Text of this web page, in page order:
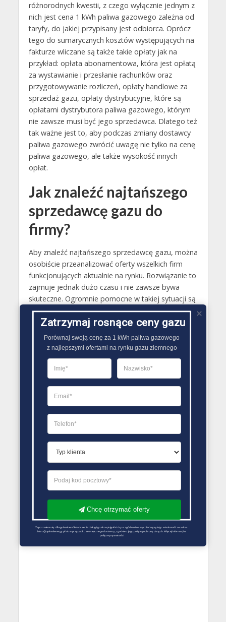
różnorodnych kwestii, z czego wyłącznie jednym z
nich jest cena 1 kWh paliwa gazowego zależna od
taryfy, do jakiej przypisany jest odbiorca. Oprócz
tego do sumarycznych kosztów występujących na
fakturze wliczane są także takie opłaty jak na
przykład: opłata abonamentowa, która jest opłatą
za wystawianie i przesłanie rachunków oraz
przygotowywanie rozliczeń, opłaty handlowe za
sprzedaż gazu, opłaty dystrybucyjne, które są
opłatami dystrybutora paliwa gazowego, którym
nie zawsze musi być jego sprzedawca. Dlatego też
tak ważne jest to, aby podczas zmiany dostawcy
paliwa gazowego zwrócić uwagę nie tylko na cenę
paliwa gazowego, ale także wysokość innych
opłat.
Jak znaleźć najtańszego
sprzedawcę gazu do
firmy?
Aby znaleźć najtańszego sprzedawcę gazu, można
osobiście przeanalizować oferty wszelkich firm
funkcjonujących aktualnie na rynku. Rozwiązanie to
zajmuje jednak dużo czasu i nie zawsze bywa
skuteczne. Ogromnie pomocne w takiej sytuacji są
w związku z tym wszelkiego rodzaju porównywarki
sprzedawców gazu ziemnego. Umożliwiają one
bowiem w bezproblemowy i zajmujący niewiele
czasu sposób przeanalizować paru dostawców
gazu i oferowane przez nich oferty. Dodatkowo
dzięki temu, że są one udostępniane w internecie,
nowego dostawcę gazu można za ich pomocą
znaleźć nawet bez konieczności odwiedzania
punktu obsługi klienta..
PORÓWNYWARKA OFERT GAZU
Zatrzymaj rosnące ceny gazu
Porównaj swoją cenę za 1 kWh paliwa gazowego
z najlepszymi ofertami na rynku gazu ziemnego
Chcę otrzymać oferty
Zapoznałem się z Regulaminem Świadczenie Usług i go akceptuję Każdą ze zgód można wycofać wysyłając wiadomość na adres
biuro@optimalenergy.pl lub w przypadku zewnętrznego dostawcy, zgodnie z jego polityką ochrony danych. Więcej informacji w
polityce prywatności